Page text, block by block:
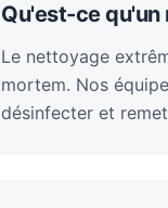
Qu'est-ce qu'un
Le nettoyage
mortem. Nos
désinfecter et